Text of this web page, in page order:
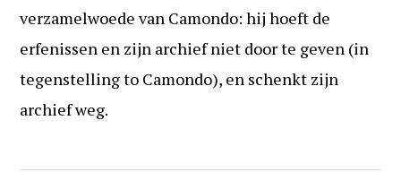
verzamelwoede van Camondo: hij hoeft de
erfenissen en zijn archief niet door te geven (in
tegenstelling to Camondo), en schenkt zijn
archief weg.